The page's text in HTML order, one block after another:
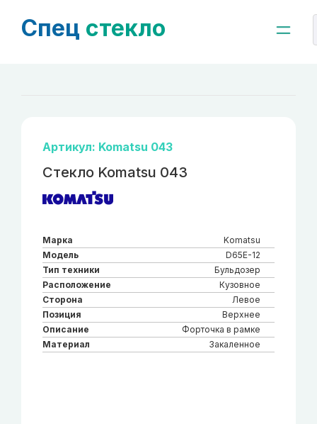
Спец стекло
Артикул: Komatsu 043
Стекло Komatsu 043
Марка
Komatsu
Модель
D65E-12
Тип техники
Бульдозер
Расположение
Кузовное
Сторона
Левое
Позиция
Верхнее
Описание
Форточка в рамке
Материал
Закаленное